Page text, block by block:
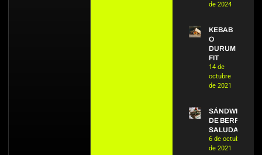
de 2024
KEBAB
O
DURUM
FIT
14 de
octubre
de 2021
SÁNDWICH
DE BERROS
SALUDABLE
6 de octubre
de 2021